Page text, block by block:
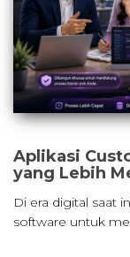
Aplikasi
yang Lebih
Di era digital saat
software untuk